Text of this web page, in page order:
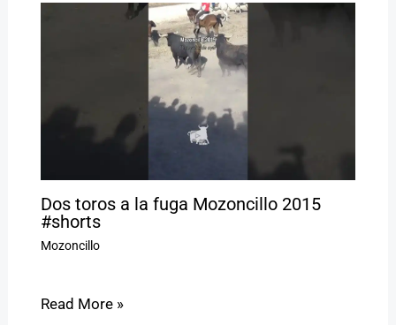
Dos toros a la fuga Mozoncillo 2015
#shorts
Mozoncillo
Read More »